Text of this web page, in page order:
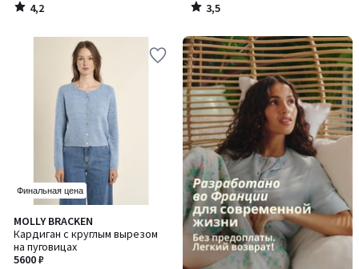
4,2
/
3,5
/
Финальная цена
MOLLY BRACKEN
Кардиган с круглым вырезом
на пуговицах
5600 ₽